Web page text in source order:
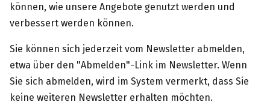
können, wie unsere Angebote genutzt werden und
verbessert werden können.
Sie können sich jederzeit vom Newsletter abmelden,
etwa über den "Abmelden"-Link im Newsletter. Wenn
Sie sich abmelden, wird im System vermerkt, dass Sie
keine weiteren Newsletter erhalten möchten.